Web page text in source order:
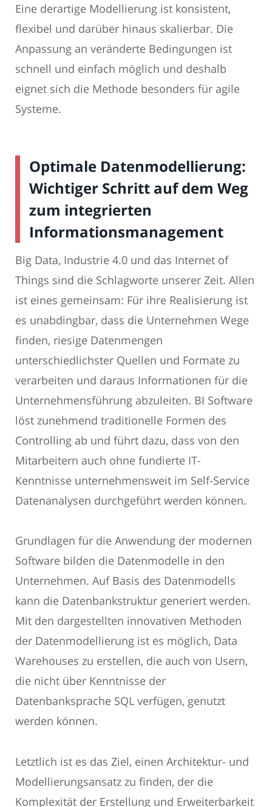
Eine derartige Modellierung ist konsistent,
flexibel und darüber hinaus skalierbar. Die
Anpassung an veränderte Bedingungen ist
schnell und einfach möglich und deshalb
eignet sich die Methode besonders für agile
Systeme.
Optimale Datenmodellierung:
Wichtiger Schritt auf dem Weg
zum integrierten
Informationsmanagement
Big Data, Industrie 4.0 und das Internet of
Things sind die Schlagworte unserer Zeit. Allen
ist eines gemeinsam: Für ihre Realisierung ist
es unabdingbar, dass die Unternehmen Wege
finden, riesige Datenmengen
unterschiedlichster Quellen und Formate zu
verarbeiten und daraus Informationen für die
Unternehmensführung abzuleiten. BI Software
löst zunehmend traditionelle Formen des
Controlling ab und führt dazu, dass von den
Mitarbeitern auch ohne fundierte IT-
Kenntnisse unternehmensweit im Self-Service
Datenanalysen durchgeführt werden können.
Grundlagen für die Anwendung der modernen
Software bilden die Datenmodelle in den
Unternehmen. Auf Basis des Datenmodells
kann die Datenbankstruktur generiert werden.
Mit den dargestellten innovativen Methoden
der Datenmodellierung ist es möglich, Data
Warehouses zu erstellen, die auch von Usern,
die nicht über Kenntnisse der
Datenbanksprache SQL verfügen, genutzt
werden können.
Letztlich ist es das Ziel, einen Architektur- und
Modellierungsansatz zu finden, der die
Komplexität der Erstellung und Erweiterbarkeit